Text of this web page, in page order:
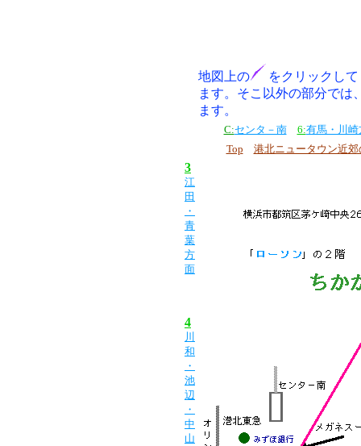
地図上の
をクリックし
ます。そこ以外の部分では
ます。
C:センタ－南 6:有馬・川崎
Top
港北ニュータウン近郊
3
江
田
・
青
葉
方
面
4
川
和
・
池
辺
・
中
山